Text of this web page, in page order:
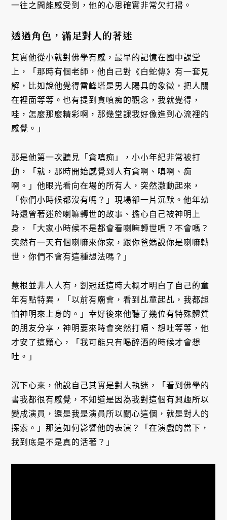
一往之間能感受到，他的心思確實非常欠打掃。
透過角色，滿足對人的著迷
其實他從小就對佛學有感，最早的記憶在國中課堂
上，「那時有個老師，他自己對《白蛇傳》有一套見
解，比如說他覺得雷峰塔是男人陽具的象徵，把人關
在裡面等等。也有提到貪嗔痴的觀念，我就覺得，
哇，怎麼那麼精彩啊，那幾堂課我好像進到心流裡的
感覺。」
那是他第一次聽見「貪嗔痴」，小小年紀非常被打
動，「就，那時開始感覺到人有貪啊、嗔啊、痴
啊。」他眼光看向在場的所有人，突然激動起來，
「你們小時候都沒有嗎？」現場卻一片沉默。他年幼
時還曾著迷於喇嘛轉世的故事、擔心自己被神明上
身，「大家小時候不是都會看喇嘛轉世嗎？不會嗎？
突然有一天有個喇嘛來你家，跟你爸媽說你是喇嘛轉
世，你們不會有這種想法嗎？」
慧根並非人人有，劉冠廷這時大概才明白了自己的童
年有點特異，「以前有廟會，看到乩童起乩，我都超
怕神明來上身的。」幸好後來他聽了幾位有特殊體質
的朋友分享，神明要來時會突然打嗝、想吐等等，他
才安了這顆心，「我可能只有喝醉酒的時候才會想
吐。」
沉下心來，他說自己其實是對人執迷，「看到佛學的
書我都很有感覺，不知道是因為我對這個有興趣所以
變成演員，還是我是演員所以關心這個，就是對人的
探索。」那這如何影響他的表演？「在演戲的當下，
我到底是不是真的活著？」